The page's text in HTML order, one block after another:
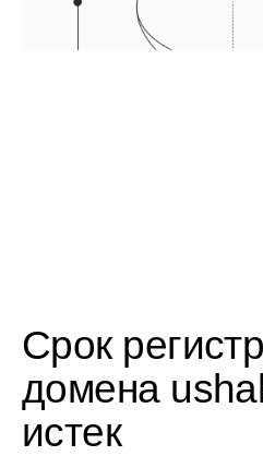
Срок
домена
истек